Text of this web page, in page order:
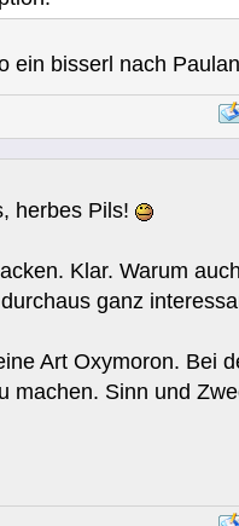
ein bisserl nach
herbes Pils!
Klar. Warum
ganz
Art Oxymoron. Bei
machen. Sinn und